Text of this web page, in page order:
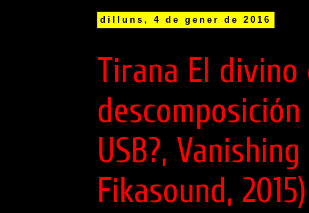
dilluns, 4 de gener de 2016
Tirana El
USB?,
Fikasound, 2015)